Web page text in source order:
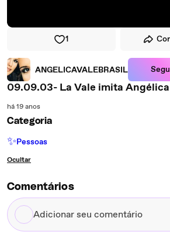
1
ANGELICAVALEBRASIL
09.09.03- La Vale imita
há 19 anos
Categoria
✨Pessoas
Ocultar
Comentários
Adicionar
seu